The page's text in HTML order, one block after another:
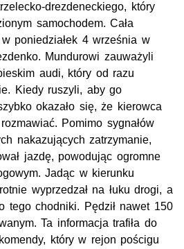
drezdeneckiego, który
samochodem. Cała
poniedziałek 4 września w
Mundurowi zauważyli
audi, który od razu
Kiedy ruszyli, aby go
okazało się, że kierowca
Pomimo sygnałów
nakazujących zatrzymanie,
jazdę, powodując ogromne
Jadąc w kierunku
wyprzedzał na łuku drogi, a
tego chodniki. Pędził nawet 150
Ta informacja trafiła do
który w rejon pościgu